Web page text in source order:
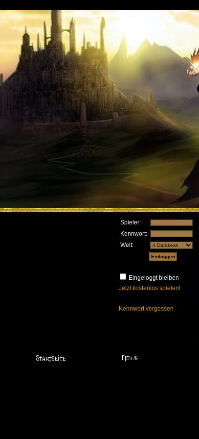
Spieler:
Kennwort:
Welt:
Eingeloggt bleiben
Jetzt kostenlos spielen!
Kennwort vergessen